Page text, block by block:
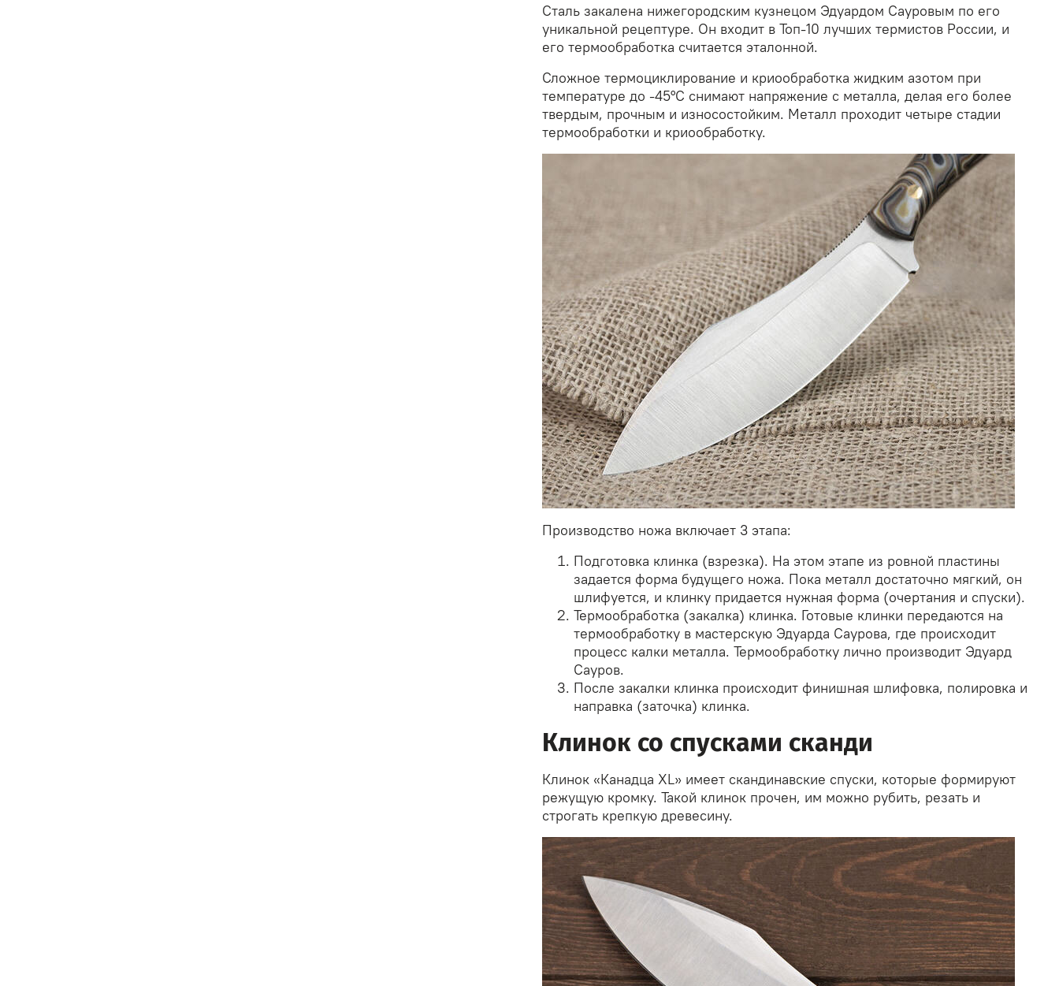
Сталь закалена нижегородским кузнецом Эдуардом Сауровым по его
уникальной рецептуре. Он входит в Топ-10 лучших термистов России, и
его термообработка считается эталонной.
Сложное термоциклирование и криообработка жидким азотом при
температуре до -45°C снимают напряжение с металла, делая его более
твердым, прочным и износостойким. Металл проходит четыре стадии
термообработки и криообработку.
Производство ножа включает 3 этапа:
Подготовка клинка (взрезка). На этом этапе из ровной пластины
задается форма будущего ножа. Пока металл достаточно мягкий, он
шлифуется, и клинку придается нужная форма (очертания и спуски).
Термообработка (закалка) клинка. Готовые клинки передаются на
термообработку в мастерскую Эдуарда Саурова, где происходит
процесс калки металла. Термообработку лично производит Эдуард
Сауров.
После закалки клинка происходит финишная шлифовка, полировка и
направка (заточка) клинка.
Клинок со спусками сканди
Клинок «Канадца XL» имеет скандинавские спуски, которые формируют
режущую кромку. Такой клинок прочен, им можно рубить, резать и
строгать крепкую древесину.